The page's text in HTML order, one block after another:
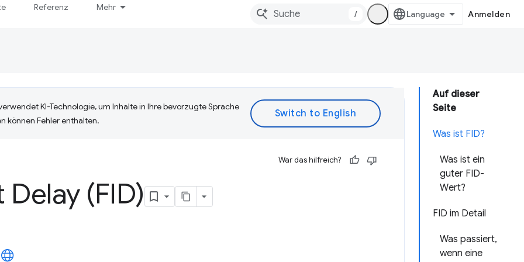
Referenz Mehr
/ Anmelden
Auf dieser
Seite
Was ist FID?
Was ist ein
guter FID-
Wert?
FID im Detail
Was passiert,
wenn eine
KI-Technologie, um Inhalte in Ihre bevorzugte Sprache
können Fehler enthalten.
War das hilfreich?
(FID)